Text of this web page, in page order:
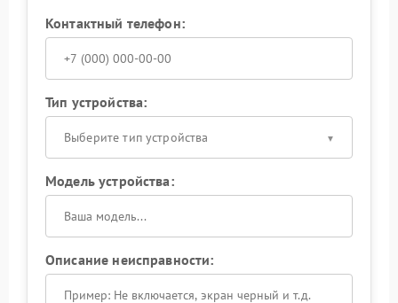
Контактный телефон:
Тип устройства:
Выберите тип устройства
Модель устройства:
Описание неисправности: